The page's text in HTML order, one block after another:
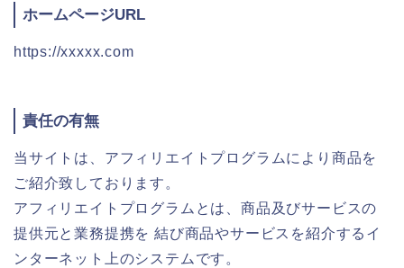
ホームページURL
https://xxxxx.com
責任の有無
当サイトは、アフィリエイトプログラムにより商品を
ご紹介致しております。
アフィリエイトプログラムとは、商品及びサービスの
提供元と業務提携を 結び商品やサービスを紹介するイ
ンターネット上のシステムです。